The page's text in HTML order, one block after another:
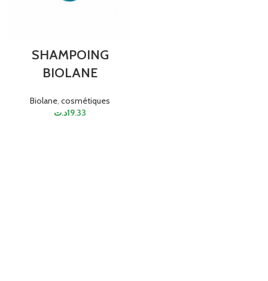
SHAMPOING
BIOLANE
Biolane, cosmétiques
19.33د.ت